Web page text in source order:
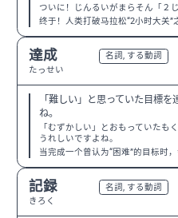
ついに！じんるいがまらそん「２
终于！人类打破马拉松“2小时大关”
達成
たっせい
名詞, する動詞
「難しい」と思っていた目標
ね。
「むずかしい」とおもっていたも
うれしいですよね。
当完成一个曾认为“困难”的目标时
記録
きろく
名詞, する動詞